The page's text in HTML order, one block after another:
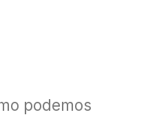
podemos